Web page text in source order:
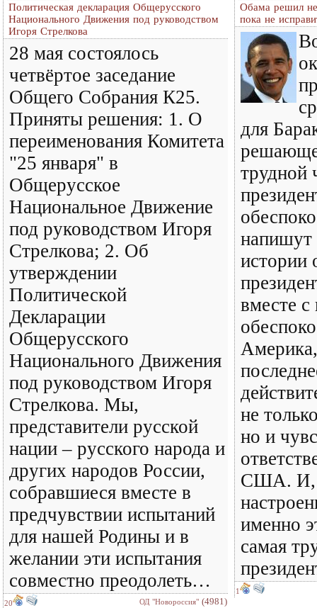
Политическая декларация Общерусского
Национального Движения под руководством
Игоря Стрелкова
28 мая состоялось
четвёртое заседание
Общего Собрания К25.
Приняты решения: 1. О
переименования Комитета
"25 января" в
Общерусское
Национальное Движение
под руководством Игоря
Стрелкова; 2. Об
утверждении
Политической
Декларации
Общерусского
Национального Движения
под руководством Игоря
Стрелкова. Мы,
представители русской
нации – русского народа и
других народов России,
собравшиеся вместе в
предчувствии испытаний
для нашей Родины и в
желании эти испытания
совместно преодолеть…
20 ОД "Новороссия" (4981)
Обама решил
пока не
для
трудной
напишут
истории
вместе
не
но и
США. И,
именно
самая
1